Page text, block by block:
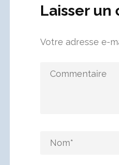
Laisser
Votre adresse e-